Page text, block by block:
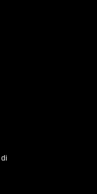
di